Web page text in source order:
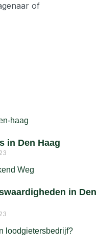
of
in Den Haag
in Den